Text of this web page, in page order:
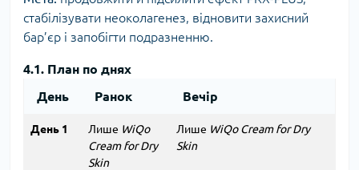
стабілізувати неоколагенез, відновити захисний
бар’єр і запобігти подразненню.
4.1. План по днях
День
Ранок Вечір
День 1 Лише WiQo
Cream for Dry
Skin
Лише WiQo Cream for Dry
Skin